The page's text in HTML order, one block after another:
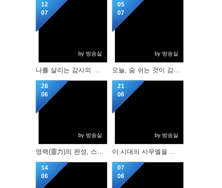
12
07
by 방송실
나를 살리는 감사의 기적
05
07
by 방송실
오늘, 숨 쉬는 것이 감사입니다.
28
06
by 방송실
영력(靈力)의 완성, 스케일이 크신 하나님의 사랑을 품으라!
21
06
by 방송실
이 시대의 사무엘을 기다리며
14
06
07
06